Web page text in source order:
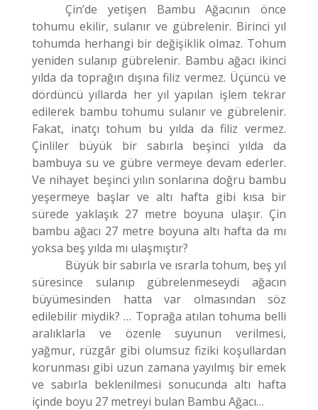
Çin’de yetişen Bambu Ağacının önce
tohumu ekilir, sulanır ve gübrelenir. Birinci yıl
tohumda herhangi bir değişiklik olmaz. Tohum
yeniden sulanıp gübrelenir. Bambu ağacı ikinci
yılda da toprağın dışına filiz vermez. Üçüncü ve
dördüncü yıllarda her yıl yapılan işlem tekrar
edilerek bambu tohumu sulanır ve gübrelenir.
Fakat, inatçı tohum bu yılda da filiz vermez.
Çinliler büyük bir sabırla beşinci yılda da
bambuya su ve gübre vermeye devam ederler.
Ve nihayet beşinci yılın sonlarına doğru bambu
yeşermeye başlar ve altı hafta gibi kısa bir
sürede yaklaşık 27 metre boyuna ulaşır. Çin
bambu ağacı 27 metre boyuna altı hafta da mı
yoksa beş yılda mı ulaşmıştır?
Büyük bir sabırla ve ısrarla tohum, beş yıl
süresince sulanıp gübrelenmeseydi ağacın
büyümesinden hatta var olmasından söz
edilebilir miydik? … Toprağa atılan tohuma belli
aralıklarla ve özenle suyunun verilmesi,
yağmur, rüzgâr gibi olumsuz fiziki koşullardan
korunması gibi uzun zamana yayılmış bir emek
ve sabırla beklenilmesi sonucunda altı hafta
içinde boyu 27 metreyi bulan Bambu Ağacı…